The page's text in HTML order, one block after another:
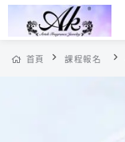
首頁 課程報名